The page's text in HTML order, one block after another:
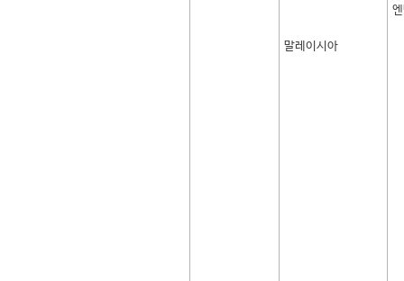
말레이시아